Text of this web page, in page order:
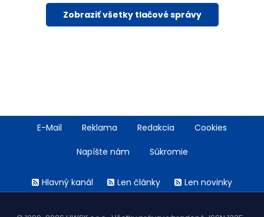
Zobraziť všetky tlačové správy
FooterE-Mail Reklama Redakcia Cookies
Napíšte nám Súkromie
menuHlavný kanál Len články Len novinky